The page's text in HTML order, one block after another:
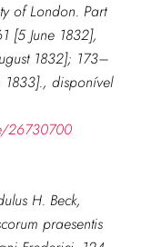
of London. Part
[5 June 1832],
1832]; 173–
, disponível
26730700
H. Beck,
praesentis